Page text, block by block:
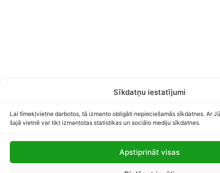
Sīkdatņu iestatījumi
Lai tīmekļvietne darbotos, tā izmanto obligāti nepieciešamās sīkdatnes. Ar
šajā vietnē var tikt izmantotas statistikas un sociālo mediju sīkdatnes.
Apstiprināt visas